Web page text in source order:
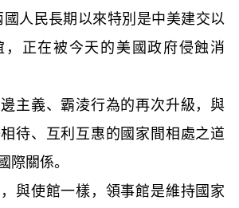
國人民長期以來特別是中美建交以
，正在被今天的美國政府侵蝕消
義、霸淩行為的再次升級，與
待、互利互惠的國家間相處之道
際關係。
使館一樣，領事館是維持國家